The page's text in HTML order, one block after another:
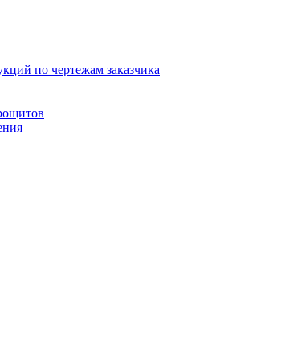
по чертежам заказчика